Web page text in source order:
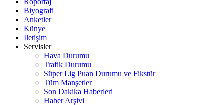
Biyografi
Anketler
Künye
İletişim
Servisler
Hava Durumu
Trafik Durumu
Süper Lig Puan Durumu ve Fikstür
Tüm Manşetler
Son Dakika Haberleri
Haber Arşivi